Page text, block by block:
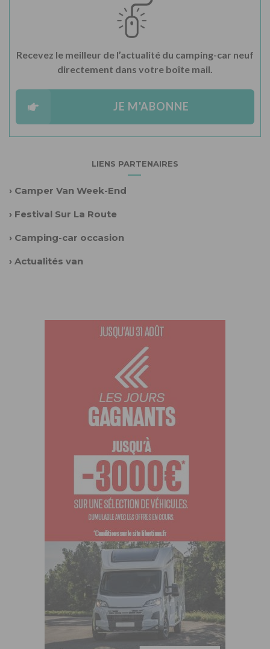
Recevez le meilleur de l’actualité du camping-car neuf
directement dans votre boîte mail.
JE M'ABONNE
LIENS PARTENAIRES
› Camper Van Week-End
› Festival Sur La Route
› Camping-car occasion
› Actualités van